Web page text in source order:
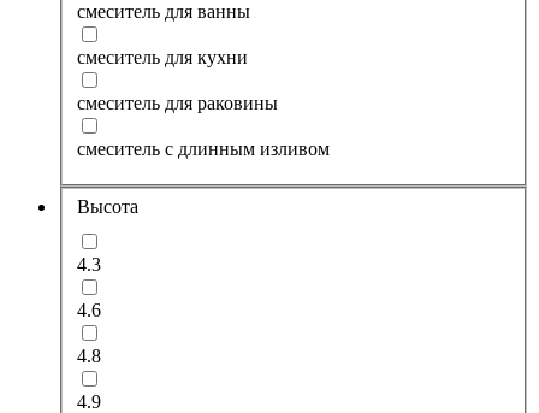
смеситель для ванны
смеситель для кухни
смеситель для раковины
смеситель с длинным изливом
Высота
4.3
4.6
4.8
4.9